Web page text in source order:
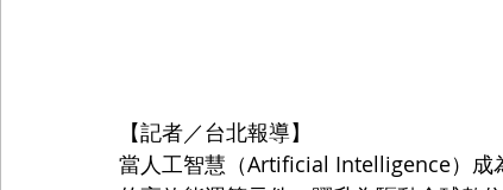
【記者／台北報導】
當人工智慧（Artificial Intelligence）成